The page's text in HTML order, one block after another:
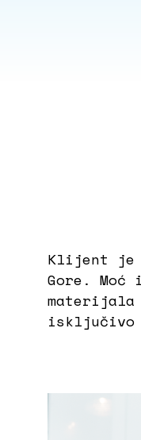
Klijent je
Gore.
isključivo